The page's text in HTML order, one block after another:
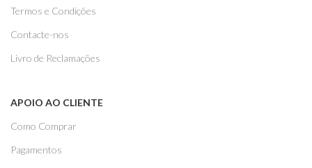
Termos e Condições
Contacte-nos
Livro de Reclamações
APOIO AO CLIENTE
Como Comprar
Pagamentos